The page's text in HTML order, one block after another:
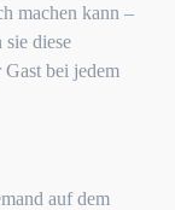
machen kann –
diese
bei jedem
auf dem